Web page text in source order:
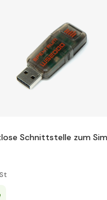
Schnittstelle zum